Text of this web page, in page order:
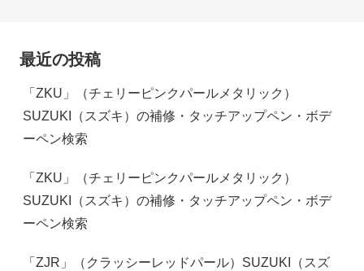
最近の投稿
「ZKU」（チェリーピンクパールメタリック）
SUZUKI（スズキ）の補修・タッチアップペン・ボデ
ーペン検索
「ZKU」（チェリーピンクパールメタリック）
SUZUKI（スズキ）の補修・タッチアップペン・ボデ
ーペン検索
「ZJR」（クラッシーレッドパール）SUZUKI（スズ